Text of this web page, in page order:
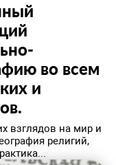
во всем
и
взглядов на мир и
религий,